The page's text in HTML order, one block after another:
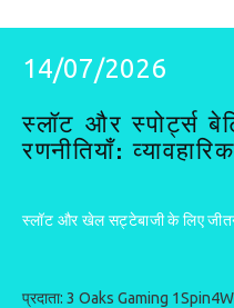
14/07/2026
स्लॉट और स्पोर्ट्स
रणनीतियाँ:
स्लॉट और खेल सट्टेबाजी के लिए
प्रदाता: 3 Oaks Gaming